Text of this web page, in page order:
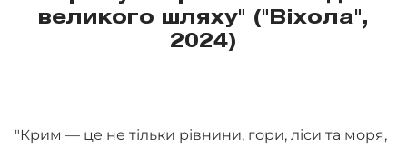
великого шляху" ("Віхола",
2024)
"Крим — це не тільки рівнини, гори, ліси та моря,